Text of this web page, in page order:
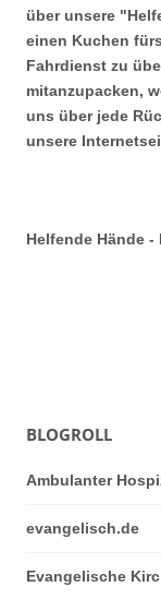
über unsere
einen Kuchen
Fahrdienst zu
mitanzupacken,
uns über jede
unsere
Helfende Hände -
BLOGROLL
Ambulanter
evangelisch.de
Evangelische